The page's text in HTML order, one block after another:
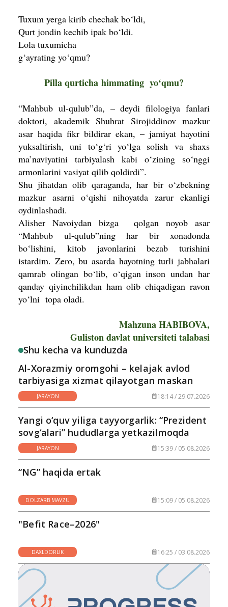
Tuxum yerga kirib chechak bo‘ldi,
Qurt jondin kechib ipak bo‘ldi.
Lola tuxumicha
g‘ayrating yo‘qmu?
Pilla qurticha himma­ting yo‘qmu?
“Mahbub ul-qulub”da, – deydi filologiya fanlari
doktori, akademik Shuhrat Sirojiddinov mazkur
asar haqida fikr bildirar ekan, – jamiyat hayo­tini
yuksal­tirish, uni to‘g‘ri yo‘lga solish va shaxs
ma’naviyatini tarbiyalash kabi o‘zining so‘nggi
armonlarini vasiyat qilib qoldirdi”.
Shu jihatdan olib qaraganda, har bir o‘zbekning
mazkur asarni o‘qishi nihoyatda zarur ekanligi
oydinlashadi.
Alisher Navoiydan bizga qolgan noyob asar
“Mahbub ul-qulub”ning har bir xonadonda
bo‘lishini, kitob javonlarini bezab turishini
istardim. Zero, bu asarda hayotning turli jabhalari
qamrab olingan bo‘lib, o‘qigan inson undan har
qanday qiyinchilikdan ham olib chiqa­digan ravon
yo‘lni topa oladi.
Mahzuna HABIBOVA,
Guliston davlat universiteti talabasi
Shu kecha va kunduzda
Al-Xorazmiy oromgohi – kelajak avlod
tarbiyasiga xizmat qilayotgan maskan
JARAYON 18:14 / 29.07.2026
Yangi o‘quv yiliga tayyorgarlik: “Prezident
sovg‘alari” hududlarga yetkazilmoqda
JARAYON 15:39 / 05.08.2026
“NG” haqida ertak
DOLZARB MAVZU 15:09 / 05.08.2026
"Befit Race–2026"
DAXLDORLIK 16:25 / 03.08.2026